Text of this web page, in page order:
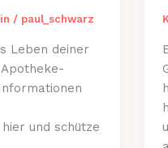
/ paul_schwarz
Leben deiner
und schütze